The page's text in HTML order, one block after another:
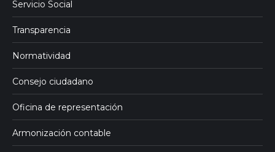
Servicio Social
Transparencia
Normatividad
Consejo ciudadano
Oficina de representación
Armonización contable